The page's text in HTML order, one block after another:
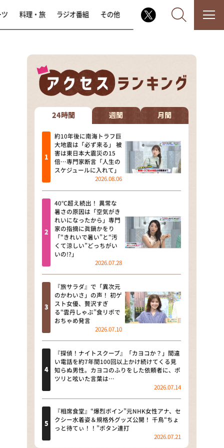
なるみ・岡村の過ぎるTV
相席食堂
これ余談なんですけど・・・
～人生密着トークバラエティ！
～ やすとものいたって真剣です
探偵！ナイトスクープ
news おかえり
河合＆A.B.C-Z塚田×福井アナ
「なんでやねん！？」（news お
かえり）
DAIGOも台所 ～きょうの献立 何
にする？～
本日はダイアンなり！シーズン２
朝だ！生です旅サラダ
教えて！ニュースライブ 正義の
ミカタ
ＬＩＦＥ～夢のカタチ～
新婚さんいらっしゃい！
ポツンと一軒家
ザキ山小屋本館
料理・旅 ラジオ番組 その他
24時間 週間 月間
約10年後に南海トラフ巨
大地震は「必ず来る」 被
害は東日本大震災の15
倍…専門家断言「人生の
スケジュールに入れて」
2026.08.06
40℃超え続出！ 異常な
暑さの原因は「空気がき
れいになったから」専門
家の指摘に眞鍋かをり
「“きれいで暑い”と“汚
くて涼しい”どっちがい
いの!?」
2026.07.28
『旅サラダ』で「異次元
のかわいさ」の声！ 初ゲ
スト女優、贅沢すぎ
る“雲丹しゃぶ”食リポで
おちゃめ発言
2026.07.10
『探偵！ナイトスクープ』「カヨコか？」間違
い電話を約7年間100回以上かけ続けてくる見
知らぬ男性。カヨコのふりをした依頼者に、ポ
ツリと呟いた言葉は…
2026.07.14
『相席食堂』“爆烈ボイン”元NHK女性アナ、セ
クシー水着姿＆規格外グッズ公開！ 千鳥“ちょ
っと待てぃ！！”ボタン連打
2026.07.21